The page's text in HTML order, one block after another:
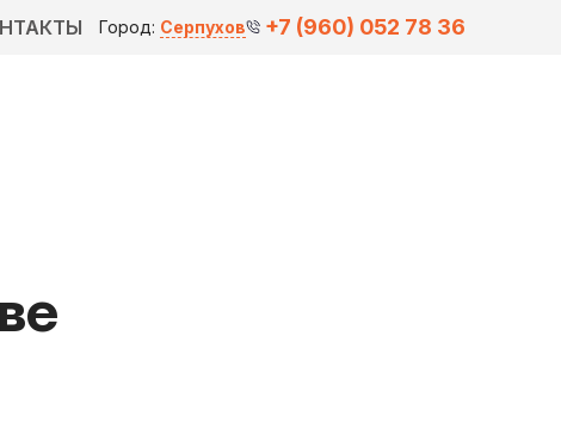
Город: Серпухов +7 (960) 052 78 36